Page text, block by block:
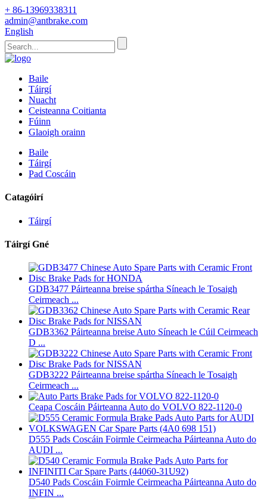
+ 86-13969338311
admin@antbrake.com
English
Baile
Táirgí
Nuacht
Ceisteanna Coitianta
Fúinn
Glaoigh orainn
Baile
Táirgí
Pad Coscáin
Catagóirí
Táirgí
Táirgí Gné
GDB3477 Páirteanna breise spártha Síneach le Tosaigh
Ceirmeach ...
GDB3362 Páirteanna breise Auto Síneach le Cúil Ceirmeach
D ...
GDB3222 Páirteanna breise spártha Síneach le Tosaigh
Ceirmeach ...
Ceapa Coscáin Páirteanna Auto do VOLVO 822-1120-0
D555 Pads Coscáin Foirmle Ceirmeacha Páirteanna Auto do
AUDI ...
D540 Pads Coscáin Foirmle Ceirmeacha Páirteanna Auto do
INFIN ...